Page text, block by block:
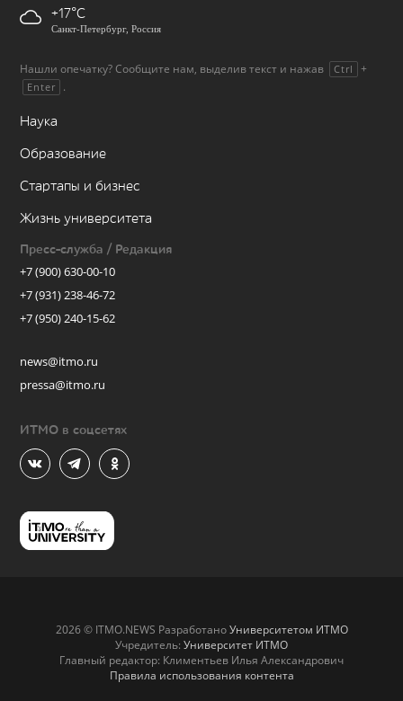
+17
Санкт-Петербург, Россия
Нашли опечатку? Сообщите нам, выделив текст и нажав Ctrl +
Enter .
Наука
Образование
Стартапы и бизнес
Жизнь университета
Пресс-служба / Редакция
+7 (900) 630-00-10
+7 (931) 238-46-72
+7 (950) 240-15-62
news@itmo.ru
pressa@itmo.ru
ИТМО в соцсетях
2026 © ITMO.NEWS РазработаноУниверситетом ИТМО
Учредитель: Университет ИТМО
Главный редактор: Климентьев Илья Александрович
Правила использования контента